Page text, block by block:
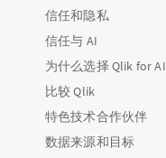
信任和隐私
信任与 AI
为什么选择 Qlik for AI
比较 Qlik
特色技术合作伙伴
数据来源和目标